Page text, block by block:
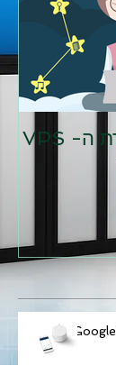
כיצד לבחור את שרת ה- VPS
גוגל תשיק בחודש הבא את Google